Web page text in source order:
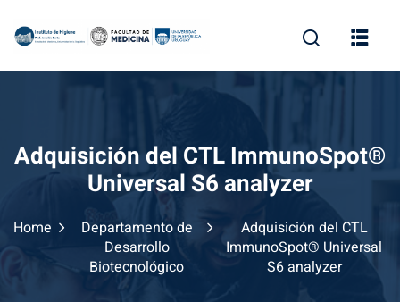
Adquisición del CTL ImmunoSpot®
Universal S6 analyzer
Home
Departamento de
Desarrollo
Biotecnológico
Adquisición del CTL
ImmunoSpot® Universal
S6 analyzer